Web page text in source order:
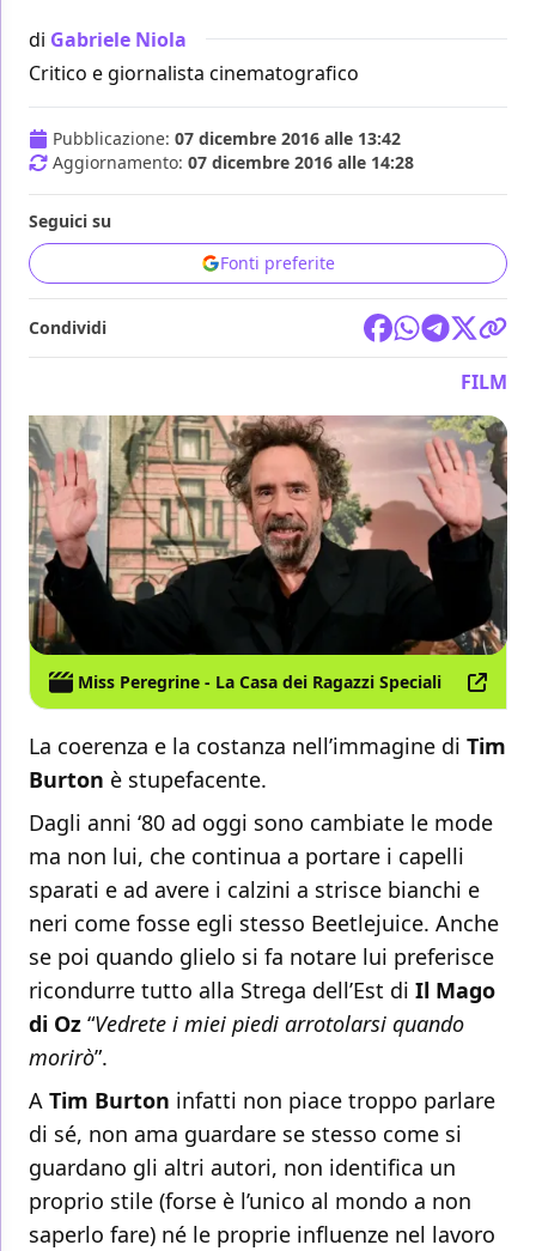
di Gabriele Niola
Critico e giornalista cinematografico
Pubblicazione: 07 dicembre 2016 alle 13:42
Aggiornamento: 07 dicembre 2016 alle 14:28
Seguici su
Fonti preferite
Condividi
FILM
Miss Peregrine - La Casa dei Ragazzi Speciali
La coerenza e la costanza nell’immagine di Tim
Burton è stupefacente.
Dagli anni ‘80 ad oggi sono cambiate le mode
ma non lui, che continua a portare i capelli
sparati e ad avere i calzini a strisce bianchi e
neri come fosse egli stesso Beetlejuice. Anche
se poi quando glielo si fa notare lui preferisce
ricondurre tutto alla Strega dell’Est di Il Mago
di Oz “Vedrete i miei piedi arrotolarsi quando
morirò”.
A Tim Burton infatti non piace troppo parlare
di sé, non ama guardare se stesso come si
guardano gli altri autori, non identifica un
proprio stile (forse è l’unico al mondo a non
saperlo fare) né le proprie influenze nel lavoro